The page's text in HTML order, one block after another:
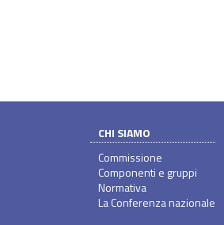
CHI SIAMO
Commissione
Componenti e gruppi
Normativa
La Conferenza nazionale